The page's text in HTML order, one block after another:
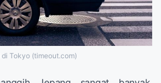
di Tokyo (timeout.com)